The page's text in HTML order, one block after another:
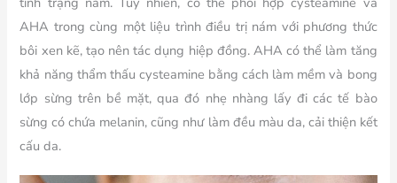
AHA trong cùng một liệu trình điều trị nám với phương thức
bôi xen kẽ, tạo nên tác dụng hiệp đồng. AHA có thể làm tăng
khả năng thẩm thấu cysteamine bằng cách làm mềm và bong
lớp sừng trên bề mặt, qua đó nhẹ nhàng lấy đi các tế bào
sừng có chứa melanin, cũng như làm đều màu da, cải thiện kết
cấu da.